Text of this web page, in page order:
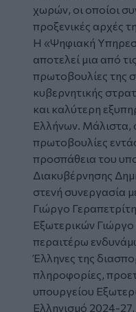
χωρών, οι οποίοι
προξενικές αρχές
Η «Ψηφιακή
αποτελεί μια από
πρωτοβουλίες της
κυβερνητικής
και καλύτερη
Ελλήνων. Μάλιστα,
πρωτοβουλίες
προσπάθεια του
Διακυβέρνησης
στενή συνεργασία
Γιώργο
Εξωτερικών
περαιτέρω
Έλληνες της
πληροφορίες,
υπουργείου
Ελληνισμό 2024-